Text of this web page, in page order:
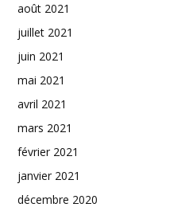
août 2021
juillet 2021
juin 2021
mai 2021
avril 2021
mars 2021
février 2021
janvier 2021
décembre 2020